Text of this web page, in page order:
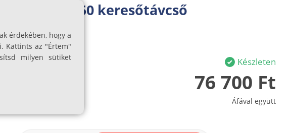
II 8.5x50 keresőtávcső
1 értékelés
Készleten
76 700 Ft
Áfával együtt
érdekében, hogy a
Kattints az "Értem"
milyen sütiket